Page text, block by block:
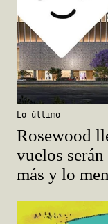
Lo último
Rosewood
vuelos
más y lo